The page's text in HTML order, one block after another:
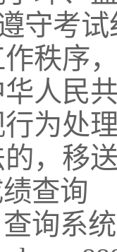
守考
秩序
人民
为处
，移
绩查询
询系统